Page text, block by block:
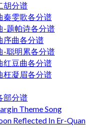
胡分谱
秦雯歌各分谱
-题帕诗各分谱
序曲各分谱
-聪明累各分谱
红豆曲各分谱
枉凝眉各分谱
部分谱
Theme Song
Reflected In Er-Quan